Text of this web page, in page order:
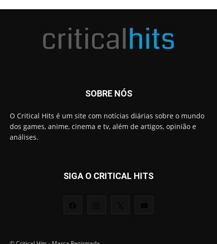
SOBRE NÓS
O Critical Hits é um site com notícias diárias sobre o mundo
dos games, anime, cinema e tv, além de artigos, opinião e
análises.
SIGA O CRITICAL HITS